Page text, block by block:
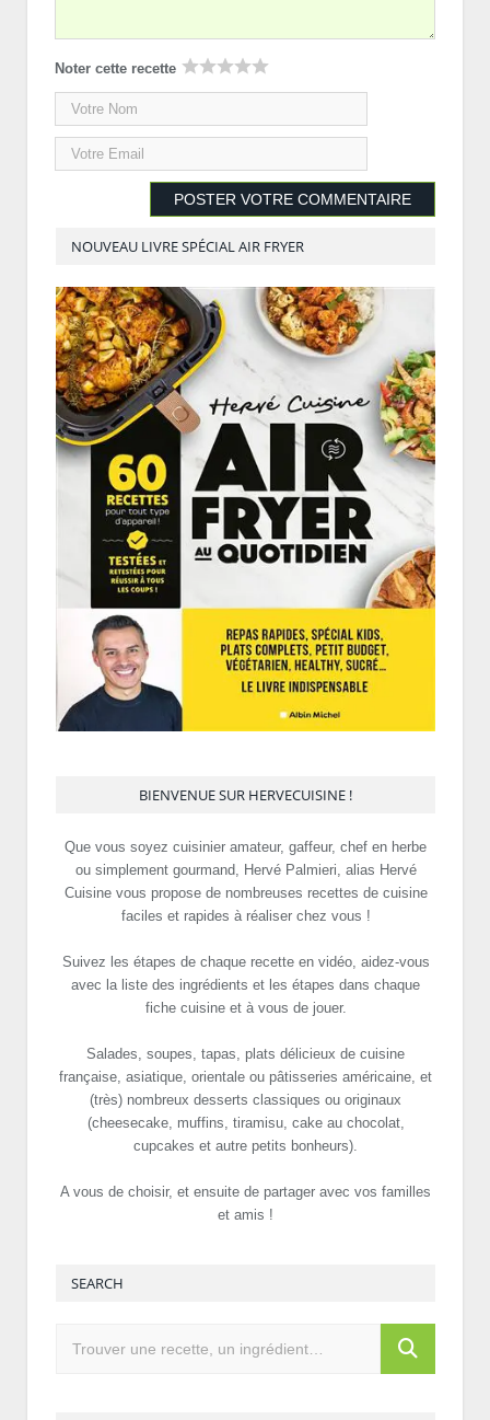
Noter cette recette
NOUVEAU LIVRE SPÉCIAL AIR FRYER
BIENVENUE SUR HERVECUISINE !
Que vous soyez cuisinier amateur, gaffeur, chef en herbe
ou simplement gourmand, Hervé Palmieri, alias Hervé
Cuisine vous propose de nombreuses recettes de cuisine
faciles et rapides à réaliser chez vous !
Suivez les étapes de chaque recette en vidéo, aidez-vous
avec la liste des ingrédients et les étapes dans chaque
fiche cuisine et à vous de jouer.
Salades, soupes, tapas, plats délicieux de cuisine
française, asiatique, orientale ou pâtisseries américaine, et
(très) nombreux desserts classiques ou originaux
(cheesecake, muffins, tiramisu, cake au chocolat,
cupcakes et autre petits bonheurs).
A vous de choisir, et ensuite de partager avec vos familles
et amis !
SEARCH